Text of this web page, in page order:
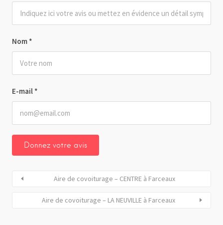
Nom *
E-mail *
Aire de covoiturage – CENTRE à Farceaux
Aire de covoiturage – LA NEUVILLE à Farceaux